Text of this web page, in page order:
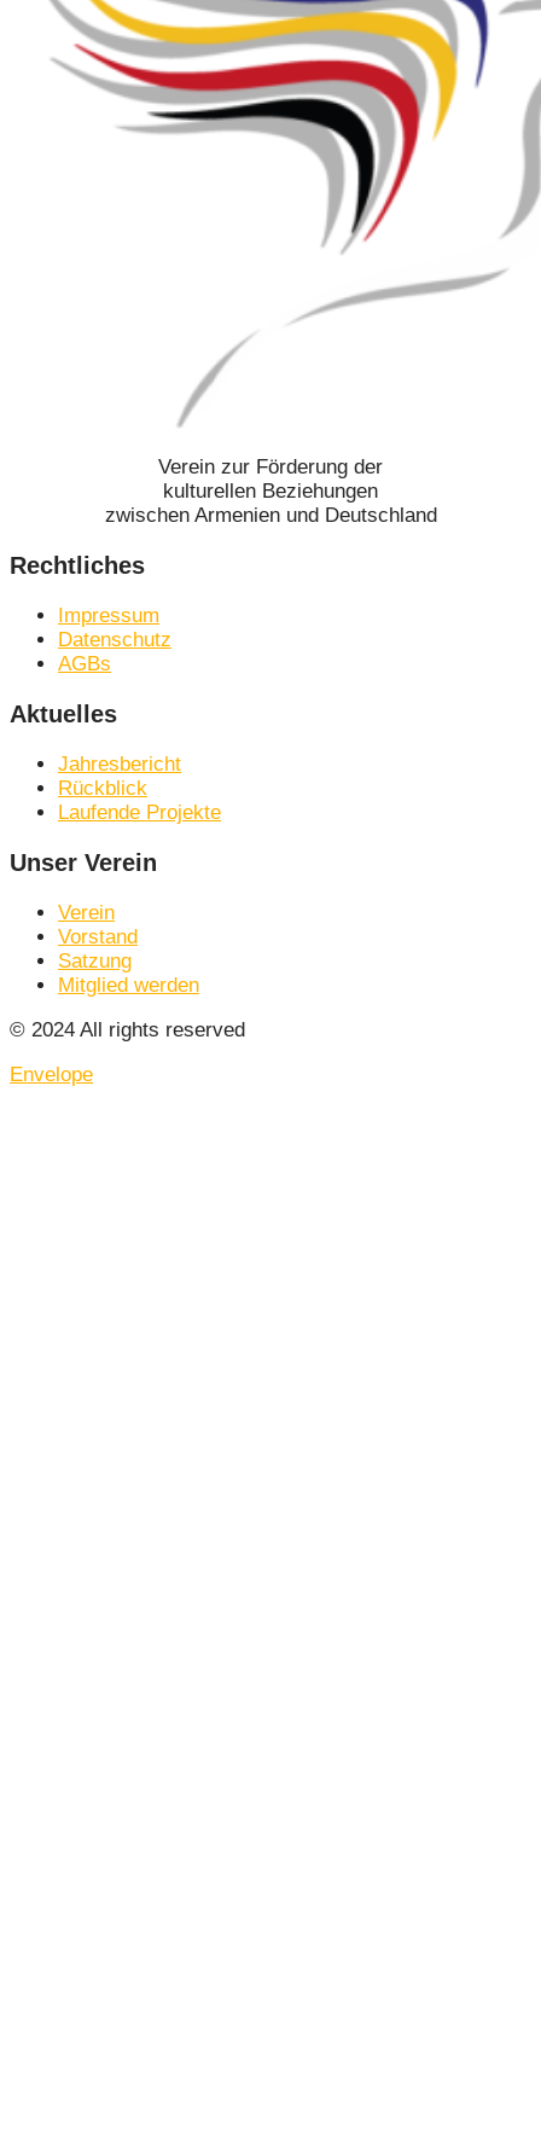
Verein zur Förderung der
kulturellen Beziehungen
zwischen Armenien und Deutschland
Rechtliches
Impressum
Datenschutz
AGBs
Aktuelles
Jahresbericht
Rückblick
Laufende Projekte
Unser Verein
Verein
Vorstand
Satzung
Mitglied werden
© 2024 All rights reserved
Envelope